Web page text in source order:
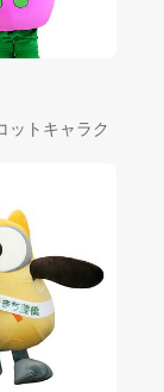
ットキャラク